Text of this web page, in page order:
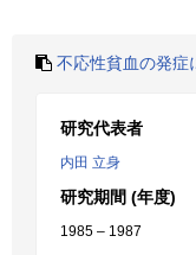
不応性貧血の発症
研究代表者
内田 立身
研究期間 (年度)
1985 – 1987